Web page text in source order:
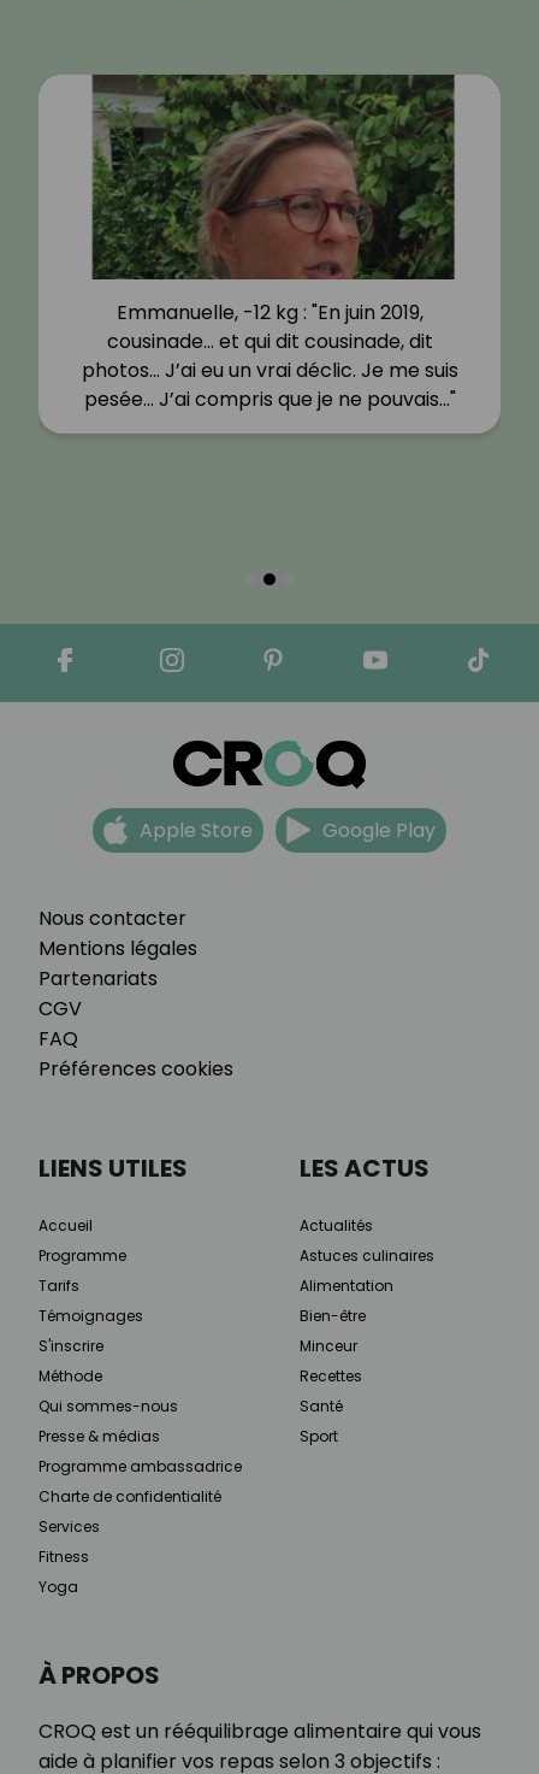
Emmanuelle, -12 kg : "En juin 2019,
cousinade… et qui dit cousinade, dit
photos… J’ai eu un vrai déclic. Je me suis
pesée… J’ai compris que je ne pouvais…"
Nous contacter
Mentions légales
Partenariats
CGV
FAQ
Préférences cookies
Apple Store Google Play
À PROPOS
CROQ est un rééquilibrage alimentaire qui vous
aide à planifier vos repas selon 3 objectifs :
LIENS UTILES
Accueil
Programme
Tarifs
Témoignages
S'inscrire
Méthode
Qui sommes-nous
Presse & médias
Programme ambassadrice
Charte de confidentialité
Services
Fitness
Yoga
LES ACTUS
Actualités
Astuces culinaires
Alimentation
Bien-être
Minceur
Recettes
Santé
Sport